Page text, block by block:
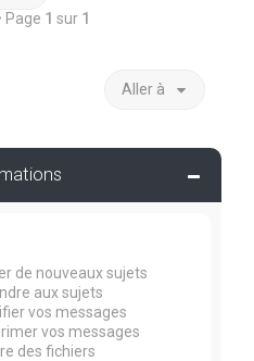
Page 1 sur 1
Aller à
de nouveaux sujets
aux sujets
vos messages
vos messages
des fichiers